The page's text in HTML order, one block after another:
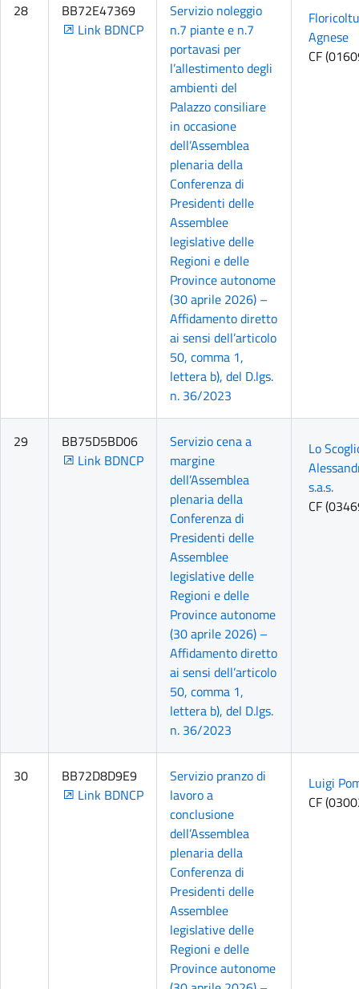
28
BB72E47369
Link BDNCP
Servizio noleggio
n.7 piante e n.7
portavasi per
l’allestimento degli
ambienti del
Palazzo consiliare
in occasione
dell’Assemblea
plenaria della
Conferenza di
Presidenti delle
Assemblee
legislative delle
Regioni e delle
Province autonome
(30 aprile 2026) –
Affidamento diretto
ai sensi dell’articolo
50, comma 1,
lettera b), del D.lgs.
n. 36/2023
Agnese
CF
29
BB75D5BD06
Link BDNCP
Servizio cena a
margine
dell’Assemblea
plenaria della
Conferenza di
Presidenti delle
Assemblee
legislative delle
Regioni e delle
Province autonome
(30 aprile 2026) –
Affidamento diretto
ai sensi dell’articolo
50, comma 1,
lettera b), del D.lgs.
n. 36/2023
Lo
s.a.s.
CF
30
BB72D8D9E9
Link BDNCP
Servizio pranzo di
lavoro a
conclusione
dell’Assemblea
plenaria della
Conferenza di
Presidenti delle
Assemblee
legislative delle
Regioni e delle
Province autonome
Luigi
CF